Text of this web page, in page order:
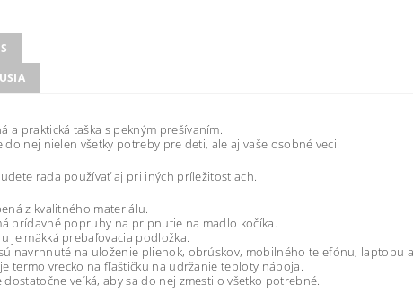
a praktická taška s pekným prešívaním.
do nej nielen všetky potreby pre deti, ale aj vaše osobné veci.
rada používať aj pri iných príležitostiach.
z kvalitného materiálu.
prídavné popruhy na pripnutie na madlo kočíka.
je mäkká prebaľovacia podložka.
navrhnuté na uloženie plienok, obrúskov, mobilného telefónu, laptopu
termo vrecko na fľaštičku na udržanie teploty nápoja.
dostatočne veľká, aby sa do nej zmestilo všetko potrebné.